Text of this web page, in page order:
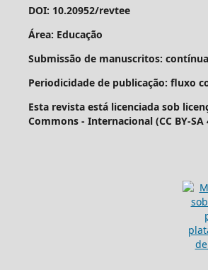
DOI: 10.20952/revtee
Área: Educação
Submissão de manuscritos: contínua
Periodicidade de publicação: fluxo
Esta revista está licenciada sob
Commons - Internacional (CC BY-SA